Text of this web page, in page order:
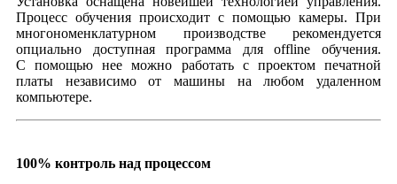
Процесс обучения происходит с помощью камеры. При
многономенклатурном производстве рекомендуется
опциально доступная программа для offline обучения.
С помощью нее можно работать с проектом печатной
платы независимо от машины на любом удаленном
компьютере.
100% контроль над процессом